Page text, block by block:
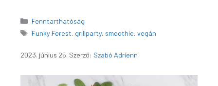
Kategória
Fenntarthatóság
Címkék
Funky Forest, grillparty, smoothie,vegán
2023. június 25. Szerző: Szabó Adrienn